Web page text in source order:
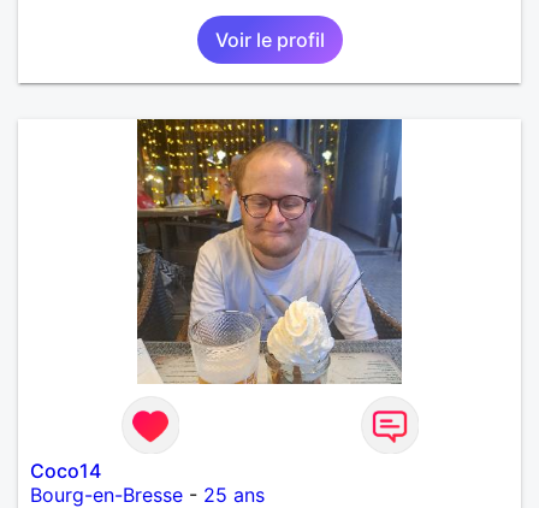
Voir le profil
Coco14
Bourg-en-Bresse - 25 ans